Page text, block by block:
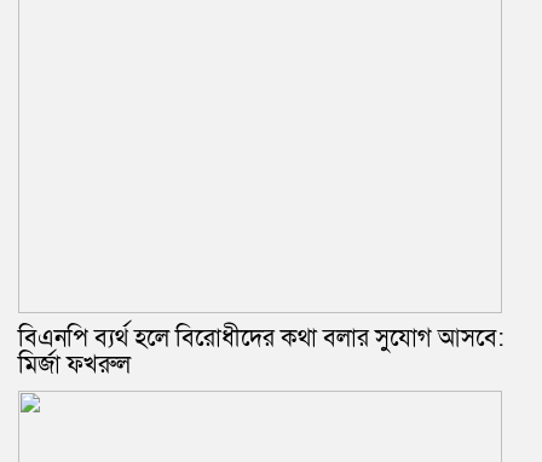
বিএনপি ব্যর্থ হলে বিরোধীদের কথা বলার সুযোগ আসবে:
মির্জা ফখরুল